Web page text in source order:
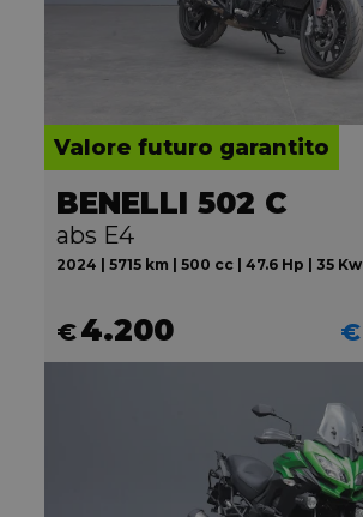
Valore futuro garantito
BENELLI 502 C
abs E4
2024 | 5715 km | 500 cc | 47.6 Hp | 35 Kw
€4.200 €